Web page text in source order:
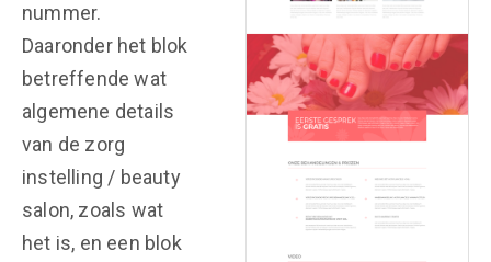
nummer.
Daaronder het blok
betreffende wat
algemene details
van de zorg
instelling / beauty
salon, zoals wat
het is, en een blok